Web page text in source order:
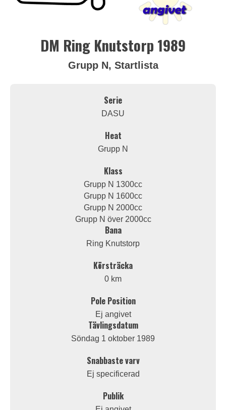
DM Ring Knutstorp 1989
Grupp N, Startlista
Serie
DASU
Heat
Grupp N
Klass
Grupp N 1300cc
Grupp N 1600cc
Grupp N 2000cc
Grupp N över 2000cc
Bana
Ring Knutstorp
Körsträcka
0 km
Pole Position
Ej angivet
Tävlingsdatum
Söndag 1 oktober 1989
Snabbaste varv
Ej specificerad
Publik